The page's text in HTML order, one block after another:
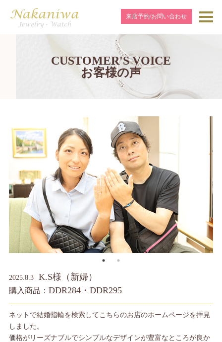
来店予約/お問い合わせ
CUSTOMER'S VOICE
お客様の声
2025.8.3 K.S様（新婦）
購入商品： DDR284・DDR295
ネットで結婚指輪を検索してこちらのお店のホームページを拝見
しました。
価格がリーズナブルでシンプルなデザインが豊富なところが良か